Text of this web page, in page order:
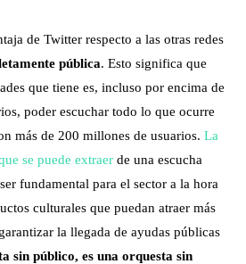
de Twitter respecto a las otras redes
pública. Esto significa que
que tiene es, incluso por encima de
poder escuchar todo lo que ocurre
más de 200 millones de usuarios. La
se puede extraer de una escucha
fundamental para el sector a la hora
culturales que puedan atraer más
la llegada de ayudas públicas
sin público, es una orquesta sin